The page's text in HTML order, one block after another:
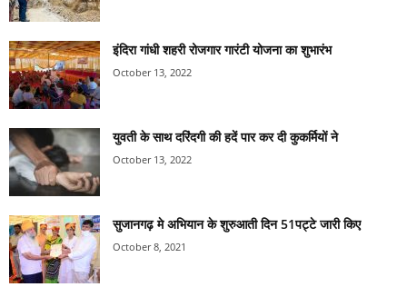
इंदिरा गांधी शहरी रोजगार गारंटी योजना का शुभारंभ
October 13, 2022
युवती के साथ दरिंदगी की हदें पार कर दी कुकर्मियों ने
October 13, 2022
सुजानगढ़ मे अभियान के शुरुआती दिन 51पट्टे जारी किए
October 8, 2021